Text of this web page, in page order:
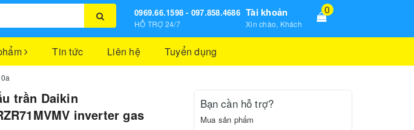
0969.66.1598 - 097.858.4686
HỖ TRỢ 24/7
Tài khoản
Xin chào, Khách
0
Tin tức Liên hệ Tuyển dụng
trần Daikin
inverter gas
Bạn cần hỗ trợ?
Mua sản phẩm